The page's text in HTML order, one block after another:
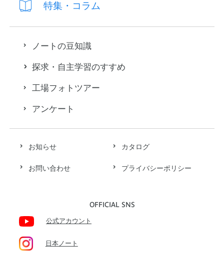
お知らせ カタログ
お問い合わせ プライバシーポリシー
OFFICIAL SNS
公式アカウント
日本ノート
特集・コラム
ノートの豆知識
探求・自主学習のすすめ
工場フォトツアー
アンケート